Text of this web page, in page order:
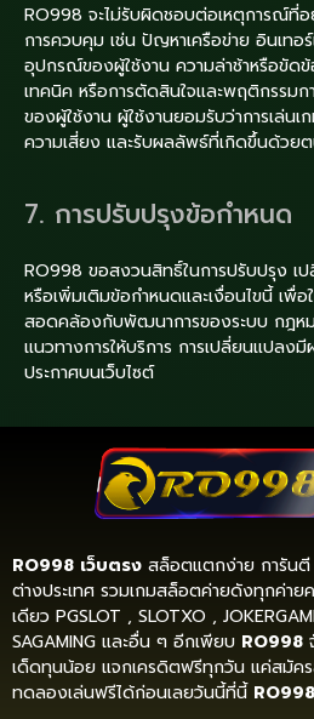
RO998 จะไม่รับผิดชอบต่อเหตุการณ์ที่
การควบคุม เช่น ปัญหาเครือข่าย อินเทอ
อุปกรณ์ของผู้ใช้งาน ความล่าช้าหรือขัด
เทคนิค หรือการตัดสินใจและพฤติกรรมก
ของผู้ใช้งาน ผู้ใช้งานยอมรับว่าการเล่นเ
ความเสี่ยง และรับผลลัพธ์ที่เกิดขึ้นด้วย
7. การปรับปรุงข้อกำหนด
RO998 ขอสงวนสิทธิ์ในการปรับปรุง เ
หรือเพิ่มเติมข้อกำหนดและเงื่อนไขนี้ เพื่อ
สอดคล้องกับพัฒนาการของระบบ กฎห
แนวทางการให้บริการ การเปลี่ยนแปลง
ประกาศบนเว็บไซต์
RO998 เว็บตรง สล็อตแตกง่าย การันตี
ต่างประเทศ รวมเกมสล็อตค่ายดังทุกค่าย
เดียว PGSLOT , SLOTXO ,
SAGAMING และอื่น ๆ อีกเพียบ RO998
เด็ดทุนน้อย แจกเครดิตฟรีทุกวัน แค่สมัค
ทดลองเล่นฟรีได้ก่อนเลยวันนี้ที่นี้